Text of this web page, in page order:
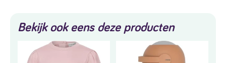
Bekijk ook eens deze producten